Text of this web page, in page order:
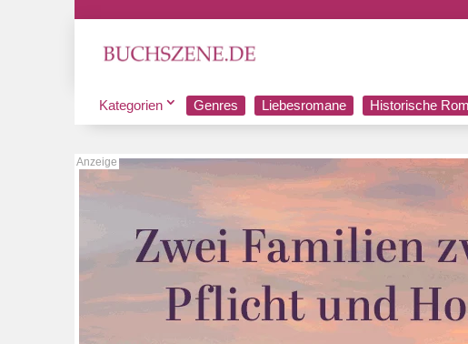
Kategorien Genres Liebesromane Historische